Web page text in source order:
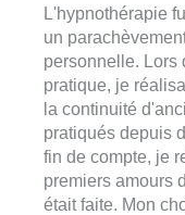
L'hypnothérapie
un
personnelle. Lors
pratique, je
la continuité
pratiqués depuis
fin de compte, je
premiers amours
était faite. Mon